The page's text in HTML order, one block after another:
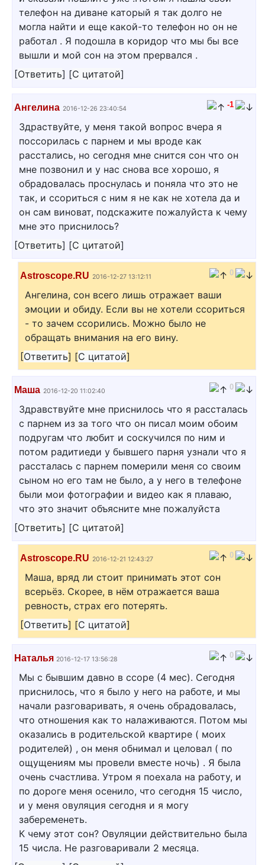
телефон на диване каторый я так долго не
могла найти и еще какой-то телефон но он не
работал . Я подошла в коридор что мы бы все
вышли и мой сон на этом прервался .
[Ответить] [С цитатой]
Ангелина 2016-12-26 23:40:54 -1
Здраствуйте, у меня такой вопрос вчера я
поссорилась с парнем и мы вроде как
расстались, но сегодня мне снится сон что он
мне позвонил и у нас снова все хорошо, я
обрадовалась проснулась и поняла что это не
так, и ссориться с ним я не как не хотела да и
он сам виноват, подскажите пожалуйста к чему
мне это приснилось?
[Ответить] [С цитатой]
Astroscope.RU 2016-12-27 13:12:11 0
Ангелина, сон всего лишь отражает ваши
эмоции и обиду. Если вы не хотели ссориться
- то зачем ссорились. Можно было не
обращать внимания на его вину.
[Ответить] [С цитатой]
Маша 2016-12-20 11:02:40 0
Здравствуйте мне приснилось что я рассталась
с парнем из за того что он писал моим обоим
подругам что любит и соскучился по ним и
потом радитиеди у бывшего парня узнали что я
рассталась с парнем померили меня со своим
сыном но его там не было, а у него в телефоне
были мои фотографии и видео как я плаваю,
что это значит объясните мне пожалуйста
[Ответить] [С цитатой]
Astroscope.RU 2016-12-21 12:43:27 0
Маша, вряд ли стоит принимать этот сон
всерьёз. Скорее, в нём отражается ваша
ревность, страх его потерять.
[Ответить] [С цитатой]
Наталья 2016-12-17 13:56:28 0
Мы с бывшим давно в ссоре (4 мес). Сегодня
приснилось, что я было у него на работе, и мы
начали разговаривать, я очень обрадовалась,
что отношения как то налаживаются. Потом мы
оказались в родительской квартире ( моих
родителей) , он меня обнимал и целовал ( по
ощущениям мы провели вместе ночь) . Я была
очень счастлива. Утром я поехала на работу, и
по дороге меня осенило, что сегодня 15 число,
и у меня овуляция сегодня и я могу
забеременеть.
К чему этот сон? Овуляции действительно была
15 числа. Не разговаривали 2 месяца.